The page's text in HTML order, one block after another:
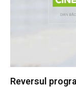
Reversul